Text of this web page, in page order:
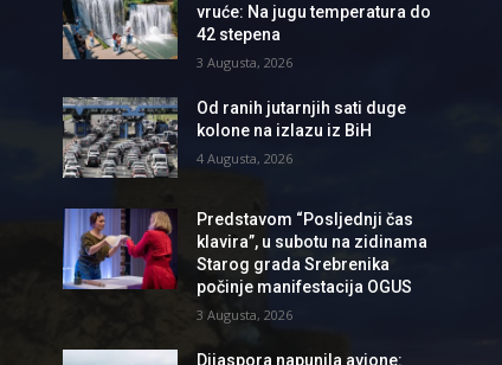
vruće: Na jugu temperatura do
42 stepena
3 Augusta, 2026
Od ranih jutarnjih sati duge
kolone na izlazu iz BiH
4 Augusta, 2026
Predstavom “Posljednji čas
klavira”, u subotu na zidinama
Starog grada Srebrenika
počinje manifestacija OGUS
3 Augusta, 2026
Dijaspora napunila avione: